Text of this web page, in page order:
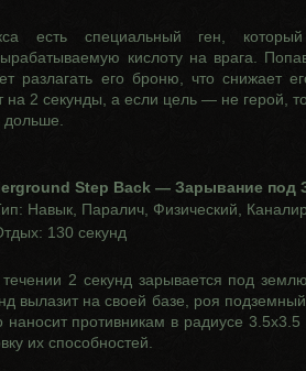
есть специальный ген,
кислоту на врага.
разлагать его броню, что снижает
на 2 секунды, а если цель — не герой,
Step Back — Зарывание под
Навык, Паралич, Физический,
130 секунд
2 секунд зарывается под
вылазит на своей базе, роя
наносит противникам в радиусе
их способностей.